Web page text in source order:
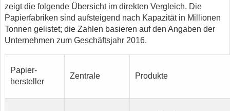
zeigt die folgende Übersicht im direkten Vergleich. Die
Papierfabriken sind aufsteigend nach Kapazität in Millionen
Tonnen gelistet; die Zahlen basieren auf den Angaben der
Unternehmen zum Geschäftsjahr 2016.
Papier-
hersteller
Zentrale Produkte